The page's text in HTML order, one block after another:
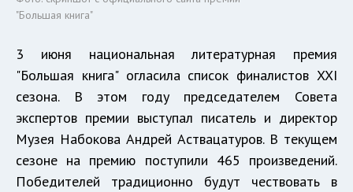
"Большая книга"
3 июня национальная литературная премия
"Большая книга" огласила список финалистов XXI
сезона. В этом году председателем Совета
экспертов премии выступал писатель и директор
Музея Набокова Андрей Аствацатуров. В текущем
сезоне на премию поступили 465 произведений.
Победителей традиционно будут чествовать в